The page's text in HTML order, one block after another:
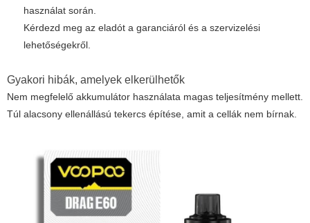
használat során.
Kérdezd meg az eladót a garanciáról és a szervizelési
lehetőségekről.
Gyakori hibák, amelyek elkerülhetők
Nem megfelelő akkumulátor használata magas teljesítmény mellett.
Túl alacsony ellenállású tekercs építése, amit a cellák nem bírnak.